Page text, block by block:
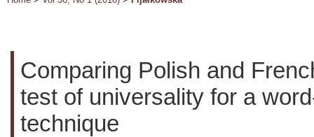
Comparing Polish and
test of universality for a
technique